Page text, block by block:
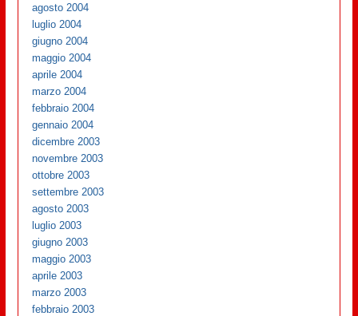
agosto 2004
luglio 2004
giugno 2004
maggio 2004
aprile 2004
marzo 2004
febbraio 2004
gennaio 2004
dicembre 2003
novembre 2003
ottobre 2003
settembre 2003
agosto 2003
luglio 2003
giugno 2003
maggio 2003
aprile 2003
marzo 2003
febbraio 2003